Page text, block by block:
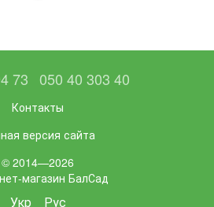
73 050 40 303 40
Контакты
версия сайта
© 2014—2026
магазин БалСад
Укр Рус